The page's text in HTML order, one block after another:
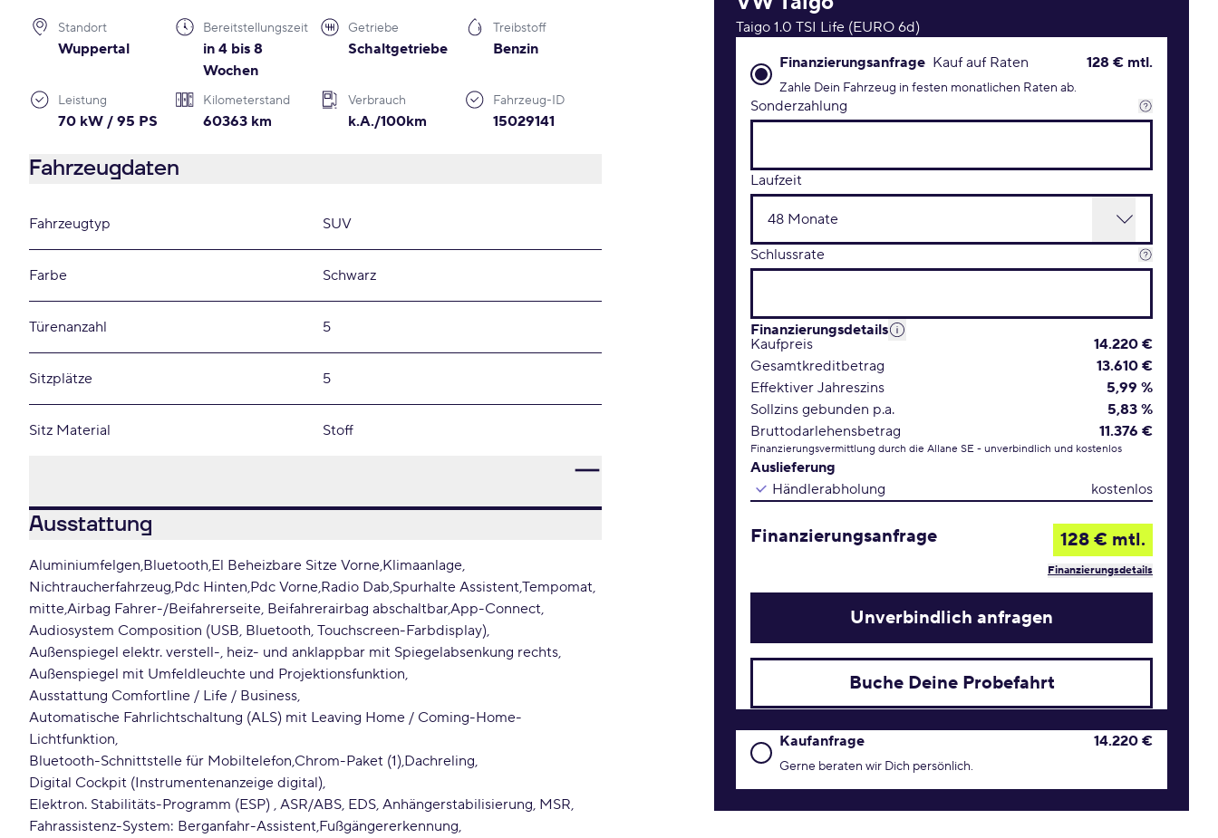
Taigo 1.0 TSI Life (EURO 6d)
Finanzierungsanfrage Konditionen
Finanzierungsanfrage Kauf auf Raten
Zahle Dein Fahrzeug in festen monatlichen Raten ab.
128 € mtl.
Sonderzahlung
Laufzeit
Schlussrate
Finanzierungsdetails
Kaufpreis
14.220 €
Gesamtkreditbetrag
13.610 €
Effektiver Jahreszins
5,99 %
Sollzins gebunden p.a.
5,83 %
Bruttodarlehensbetrag
11.376 €
Finanzierungsvermittlung durch die Allane SE - unverbindlich und kostenlos
Auslieferung
Händlerabholung
kostenlos
Finanzierungsanfrage 128 € mtl.
Finanzierungsdetails
Unverbindlich anfragen
Buche Deine Probefahrt
Kaufanfrage Konditionen
Kaufanfrage
Gerne beraten wir Dich persönlich.
14.220 €
Standort
Wuppertal
Bereitstellungszeit
in 4 bis 8
Wochen
Getriebe
Schaltgetriebe
Treibstoff
Benzin
Leistung
70 kW / 95 PS
Kilometerstand
60363 km
Verbrauch
k.A./100km
Fahrzeug-ID
15029141
Fahrzeugdaten
Fahrzeugtyp SUV
Farbe Schwarz
Türenanzahl 5
Sitzplätze 5
Sitz Material Stoff
Ausstattung
Aluminiumfelgen Bluetooth El Beheizbare Sitze Vorne Klimaanlage
Nichtraucherfahrzeug Pdc Hinten Pdc Vorne Radio Dab Spurhalte AssistentTempomat
mitteAirbag Fahrer-/Beifahrerseite, Beifahrerairbag abschaltbarApp-Connect
Audiosystem Composition (USB, Bluetooth, Touchscreen-Farbdisplay)
Außenspiegel elektr. verstell-, heiz- und anklappbar mit Spiegelabsenkung rechts
Außenspiegel mit Umfeldleuchte und Projektionsfunktion
Ausstattung Comfortline / Life / Business
Automatische Fahrlichtschaltung (ALS) mit Leaving Home / Coming-Home-
Lichtfunktion
Bluetooth-Schnittstelle für Mobiltelefon Chrom-Paket (1) Dachreling
Digital Cockpit (Instrumentenanzeige digital)
Elektron. Stabilitäts-Programm (ESP) , ASR/ABS, EDS, Anhängerstabilisierung, MSR
Fahrassistenz-System: Berganfahr-Assistent Fußgängererkennung